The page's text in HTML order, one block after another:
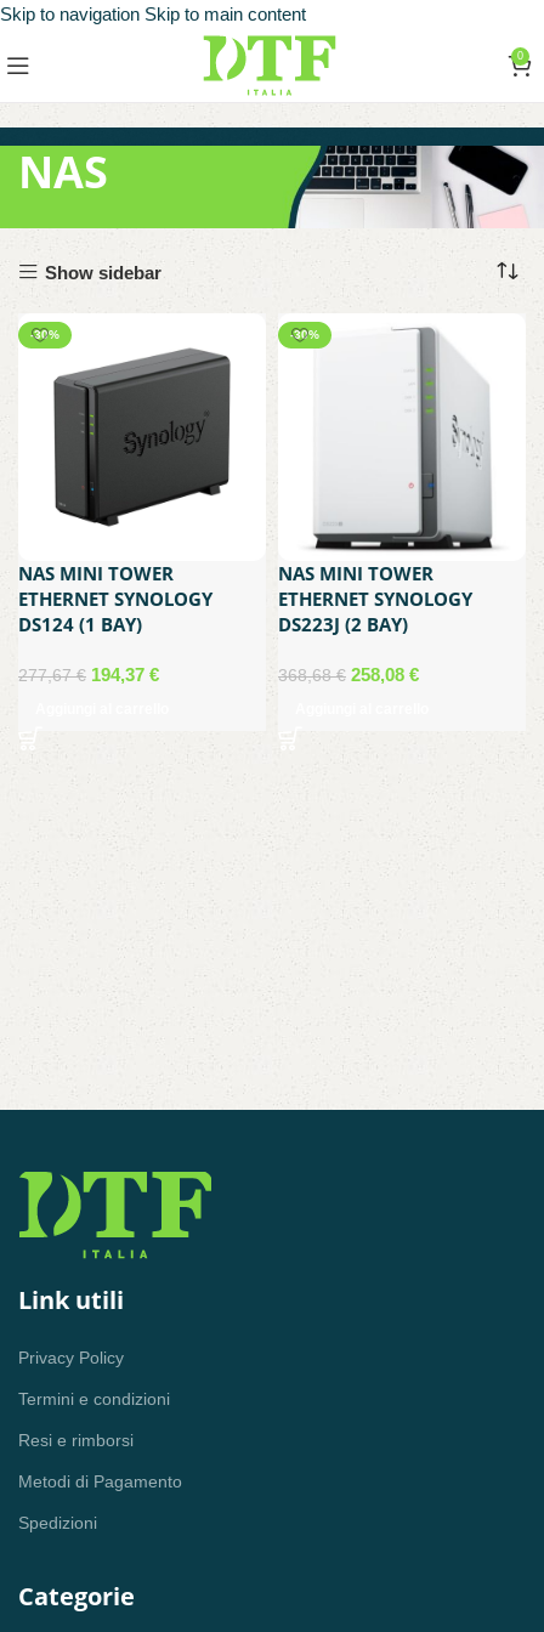
Skip to navigation Skip to main content
0
NAS
Show sidebar
-30%
NAS MINI TOWER
ETHERNET SYNOLOGY
DS124 (1 BAY)
277,67€ Il
194,37 €Il
194,37 €.
-30%
NAS MINI TOWER
ETHERNET SYNOLOGY
DS223J (2 BAY)
368,68€ Il
era:
368,68 €.
258,08 €Il
Link utili
Privacy Policy
Termini e condizioni
Resi e rimborsi
Metodi di Pagamento
Spedizioni
Categorie